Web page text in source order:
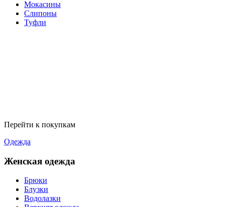
Мокасины
Слипоны
Туфли
Перейти к покупкам
Одежда
Женская одежда
Брюки
Блузки
Водолазки